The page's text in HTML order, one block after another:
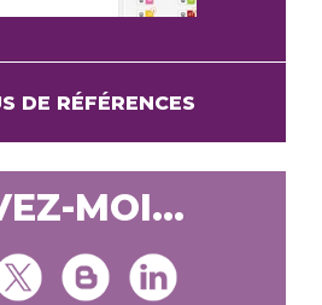
DE RÉFÉRENCES
MOI...